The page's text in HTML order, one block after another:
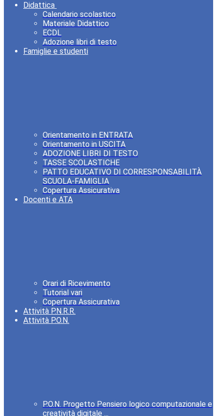
Didattica
Calendario scolastico
Materiale Didattico
ECDL
Adozione libri di testo
Famiglie e studenti
Orientamento in ENTRATA
Orientamento in USCITA
ADOZIONE LIBRI DI TESTO
TASSE SCOLASTICHE
PATTO EDUCATIVO DI CORRESPONSABILITÀ
SCUOLA-FAMIGLIA
Copertura Assicurativa
Docenti e ATA
Orari di Ricevimento
Tutorial vari
Copertura Assicurativa
Attività P.N.R.R.
Attività P.O.N.
P.O.N. Progetto Pensiero logico computazionale e
creatività digitale ...